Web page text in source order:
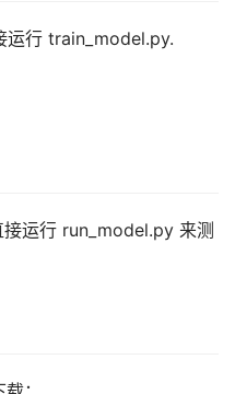
运行 train_model.py.
运行 run_model.py 来测